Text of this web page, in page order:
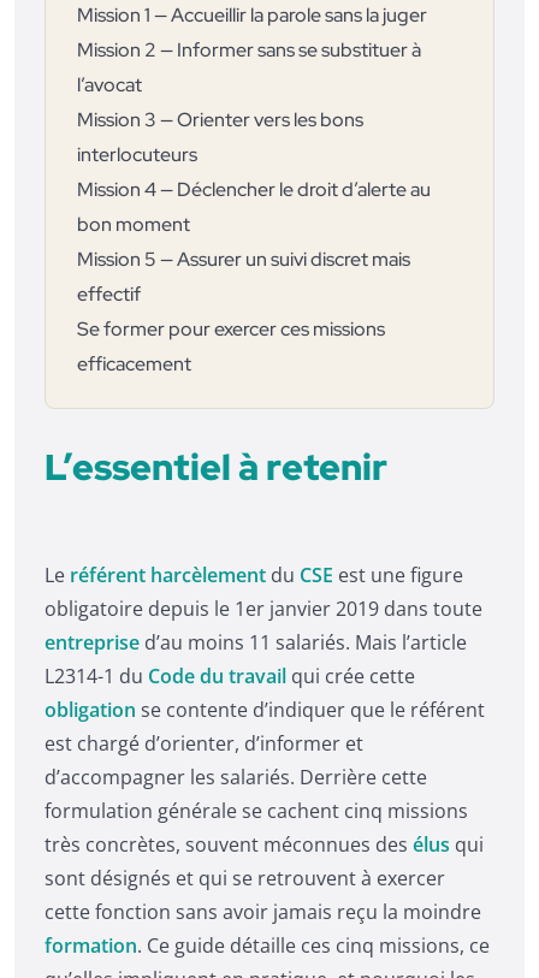
Mission 1 — Accueillir la parole sans la juger
Mission 2 — Informer sans se substituer à
l’avocat
Mission 3 — Orienter vers les bons
interlocuteurs
Mission 4 — Déclencher le droit d’alerte au
bon moment
Mission 5 — Assurer un suivi discret mais
effectif
Se former pour exercer ces missions
efficacement
L’essentiel à retenir
Le référent harcèlement du CSE est une figure
obligatoire depuis le 1er janvier 2019 dans toute
entreprise d’au moins 11 salariés. Mais l’article
L2314-1 du Code du travail qui crée cette
obligation se contente d’indiquer que le référent
est chargé d’orienter, d’informer et
d’accompagner les salariés. Derrière cette
formulation générale se cachent cinq missions
très concrètes, souvent méconnues des élus qui
sont désignés et qui se retrouvent à exercer
cette fonction sans avoir jamais reçu la moindre
formation. Ce guide détaille ces cinq missions, ce